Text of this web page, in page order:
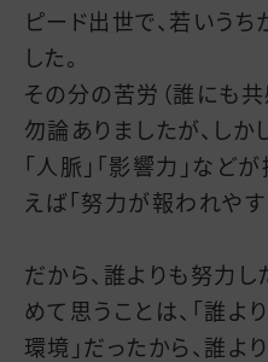
ピード出世で、若いう
した。
その分の苦労（誰にも
勿論ありましたが、しか
「人脈」「影響力」など
えば「努力が報われやす
だから、誰よりも努力
めて思うことは、「誰
環境」だったから、誰